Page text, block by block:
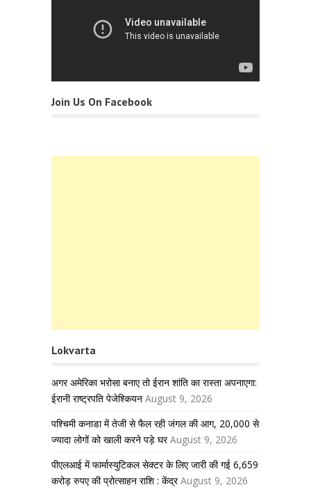
Join Us On Facebook
Lokvarta
अगर अमेरिका भरोसा बनाए तो ईरान शांति का रास्ता अपनाएगा:
ईरानी राष्ट्रपति पेजेश्कियन August 9, 2026
पश्चिमी कनाडा में तेजी से फैल रही जंगल की आग, 20,000 से
ज्यादा लोगों को खाली करने पड़े घर August 9, 2026
पीएलआई में फार्मास्युटिकल सेक्टर के लिए जारी की गई 6,659
करोड़ रुपए की प्रोत्साहन राशि : केंद्र August 9, 2026